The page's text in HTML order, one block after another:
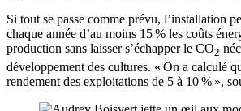
Si tout se passe comme prévu, l’installation
chaque année ​d’au moins 15 % les ​​​​coûts
production sans laisser s’échapper le CO2
développement des cultures. « On a calculé
rendement des exploitations de 5 à 10 % »,